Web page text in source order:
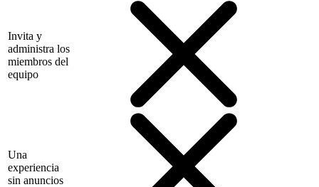
Invita y
administra los
miembros del
equipo
Una
experiencia
sin anuncios